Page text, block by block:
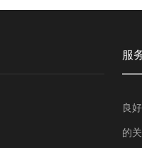
服
良
的